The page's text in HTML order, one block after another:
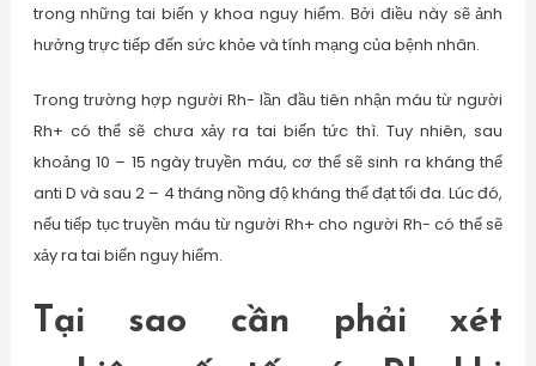
trong những tai biến y khoa nguy hiểm. Bởi điều này sẽ ảnh
hưởng trực tiếp đến sức khỏe và tính mạng của bệnh nhân.
Trong trường hợp người Rh- lần đầu tiên nhận máu từ người
Rh+ có thể sẽ chưa xảy ra tai biến tức thì. Tuy nhiên, sau
khoảng 10 – 15 ngày truyền máu, cơ thể sẽ sinh ra kháng thể
anti D và sau 2 – 4 tháng nồng độ kháng thể đạt tối đa. Lúc đó,
nếu tiếp tục truyền máu từ người Rh+ cho người Rh- có thể sẽ
xảy ra tai biến nguy hiểm.
Tại sao cần phải xét